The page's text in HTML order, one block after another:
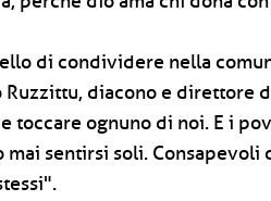
di condividere nella
diacono e direttore
toccare ognuno di noi. E i
sentirsi soli. Consapevoli